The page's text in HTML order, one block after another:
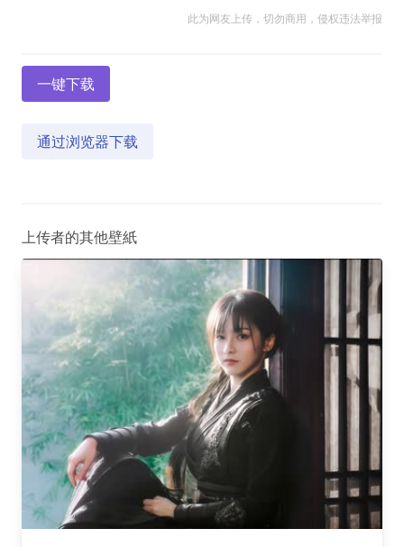
此为网友上传，切勿商用，侵权违法举报
一键下载
通过浏览器下载
上传者的其他壁紙